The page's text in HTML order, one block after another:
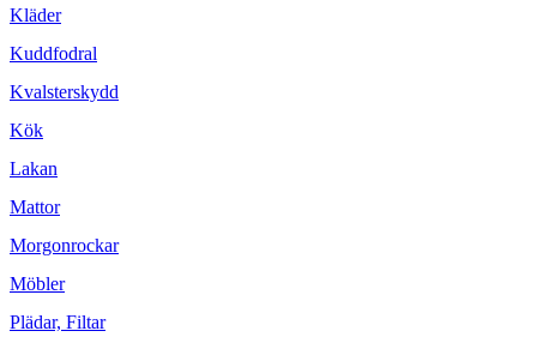
Kläder
Kuddfodral
Kvalsterskydd
Kök
Lakan
Mattor
Morgonrockar
Möbler
Plädar, Filtar